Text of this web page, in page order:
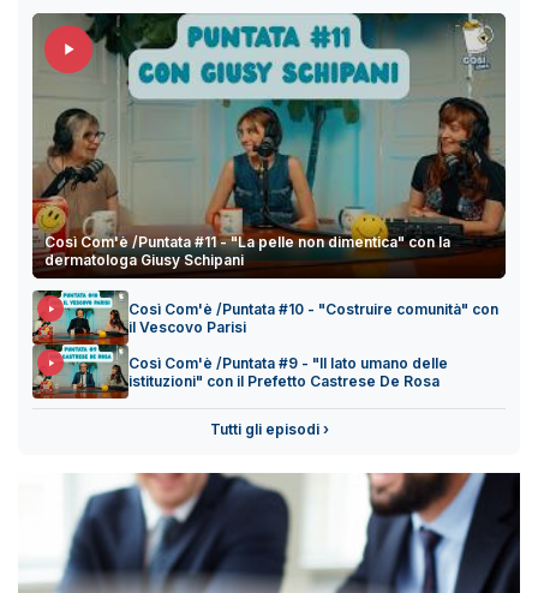
Così Com'è /Puntata #11 - "La pelle non dimentica" con la
dermatologa Giusy Schipani
Così Com'è /Puntata #10 - "Costruire comunità" con
il Vescovo Parisi
Così Com'è /Puntata #9 - "Il lato umano delle
istituzioni" con il Prefetto Castrese De Rosa
Tutti gli episodi ›